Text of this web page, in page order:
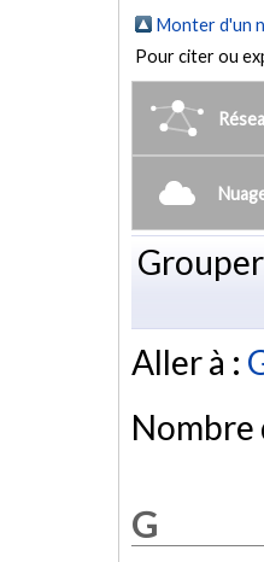
Monter d'un
Pour citer ou
Aller à :
Nombre
G